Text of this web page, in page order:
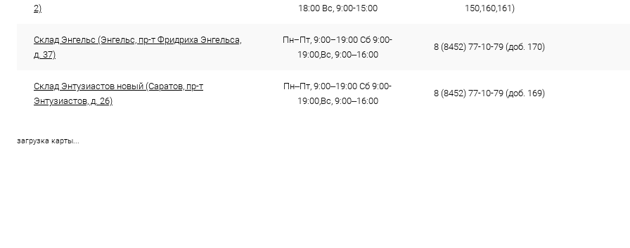
2)
18:00 Вс, 9:00-15:00
150,160,161)
Склад Энгельс (Энгельс, пр-т Фридриха Энгельса,
д. 37)
Пн−Пт, 9:00−19:00 Сб 9:00-
19:00,Вс, 9:00–16:00
8 (8452) 77-10-79 (доб. 170)
Склад Энтузиастов новый (Саратов, пр-т
Энтузиастов, д. 26)
Пн–Пт, 9:00–19:00 Сб 9:00-
19:00,Вс, 9:00–16:00
8 (8452) 77-10-79 (доб. 169)
загрузка карты...